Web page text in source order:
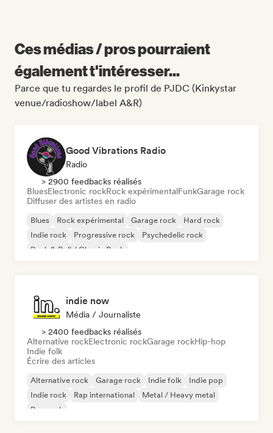
Ces médias / pros pourraient
également t'intéresser...
Parce que tu regardes le profil de PJDC (Kinkystar
venue/radioshow/label A&R)
Good Vibrations Radio
Radio
> 2900 feedbacks réalisés
BluesElectronic rockRock expérimentalFunkGarage rock
Diffuser des artistes en radio
Blues Rock expérimental Garage rock
Hard rock
Indie rock
Progressive rock
Psychedelic rock
Rock & Roll / Classic Rock
indie now
Média / Journaliste
> 2400 feedbacks réalisés
Alternative rockElectronic rockGarage rockHip-hop
Indie folk
Écrire des articles
Alternative rock Garage rock Indie folk
Indie pop
Indie rock
Rap international
Metal / Heavy metal
Pop rock